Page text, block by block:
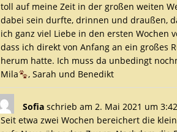
toll auf meine Zeit in der großen weiten
dabei sein durfte, drinnen und draußen,
ich ganz viel Liebe in den ersten Wochen
dass ich direkt von Anfang an ein großes
herum hatte. Ich muss da unbedingt
Mila
, Sarah und Benedikt
Sofia schrieb am 2. Mai 2021 um
Seit etwa zwei Wochen bereichert die